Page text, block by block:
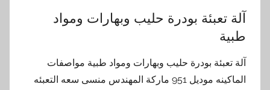
آلة تعبئة بودرة حليب وبهارات ومواد
طبية
آلة تعبئة بودرة حليب وبهارات ومواد طبية مواصفات
الماكينه موديل 951 ماركة المهندس منسى سعه التعبئه